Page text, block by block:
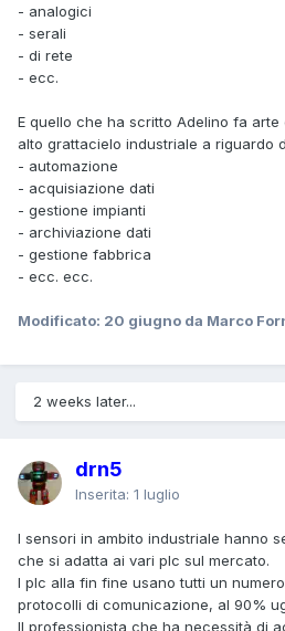
- analogici
- serali
- di rete
- ecc.
E quello che ha scritto Adelino fa
alto grattacielo industriale a riguardo
- automazione
- acquisiazione dati
- gestione impianti
- archiviazione dati
- gestione fabbrica
- ecc. ecc.
Modificato: 20 giugno da Marco
2 weeks later...
drn5
Inserita: 1 luglio
I sensori in ambito industriale hanno
che si adatta ai vari plc sul mercato.
I plc alla fin fine usano tutti un
protocolli di comunicazione, al 90%
Il professionista che ha necessità di